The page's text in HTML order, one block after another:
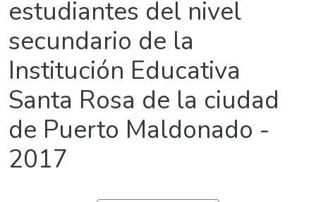
estudiantes del nivel
secundario de la
Institución Educativa
Santa Rosa de la ciudad
de Puerto Maldonado -
2017